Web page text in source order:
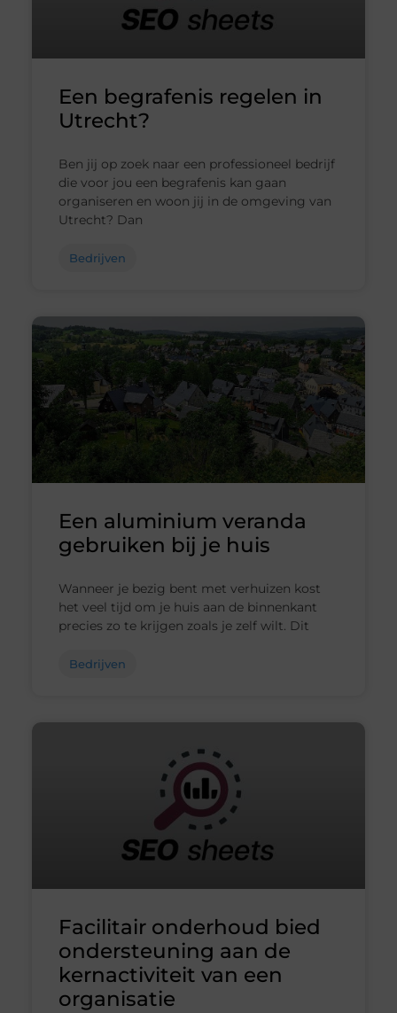
Een begrafenis regelen in
Utrecht?
Ben jij op zoek naar een professioneel bedrijf
die voor jou een begrafenis kan gaan
organiseren en woon jij in de omgeving van
Utrecht? Dan
Bedrijven
Een aluminium veranda
gebruiken bij je huis
Wanneer je bezig bent met verhuizen kost
het veel tijd om je huis aan de binnenkant
precies zo te krijgen zoals je zelf wilt. Dit
Bedrijven
Facilitair onderhoud bied
ondersteuning aan de
kernactiviteit van een
organisatie